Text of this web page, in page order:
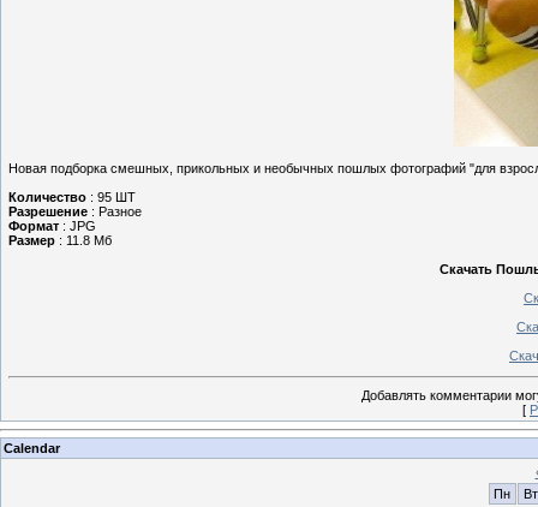
Новая подборка смешных, прикольных и необычных пошлых фотографий "для
Количество : 95 ШТ
Разрешение : Разное
Формат : JPG
Размер : 11.8 Мб
Скачать
Добавлять комментарии
[
Calendar
Пн
Вт